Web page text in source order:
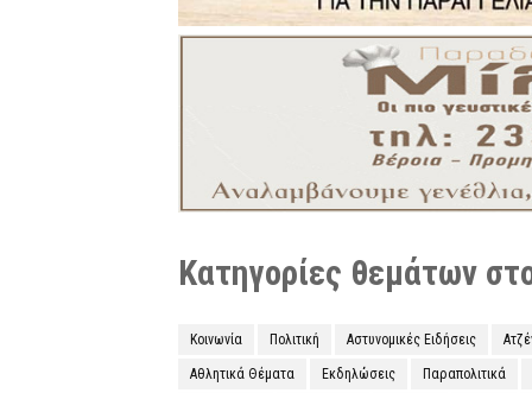
Κατηγορίες θεμάτων
Κοινωνία Πολιτική Αστυνομικές Ειδήσεις
Αθλητικά Θέματα Εκδηλώσεις Παραπολιτικά